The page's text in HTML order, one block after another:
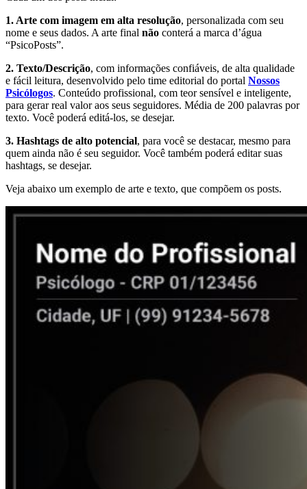
1. Arte com imagem em alta resolução, personalizada com seu
nome e seus dados. A arte final não conterá a marca d’água
“PsicoPosts”.
2. Texto/Descrição, com informações confiáveis, de alta qualidade
e fácil leitura, desenvolvido pelo time editorial do portal Nossos
Psicólogos. Conteúdo profissional, com teor sensível e inteligente,
para gerar real valor aos seus seguidores. Média de 200 palavras por
texto. Você poderá editá-los, se desejar.
3. Hashtags de alto potencial, para você se destacar, mesmo para
quem ainda não é seu seguidor. Você também poderá editar suas
hashtags, se desejar.
Veja abaixo um exemplo de arte e texto, que compõem os posts.